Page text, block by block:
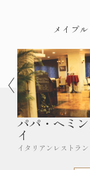
メイプ
パパ・ヘミ
イ
イタリアンレストラン